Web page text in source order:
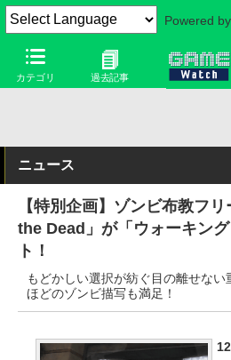
Powered by
カテゴリ 過去記事
ニュース
【特別企画】ゾンビ布教フ
the Dead」が「ウォーキン
ト！
もどかしい選択が紡ぐ目の離せな
ほどのゾンビ描写も満足！